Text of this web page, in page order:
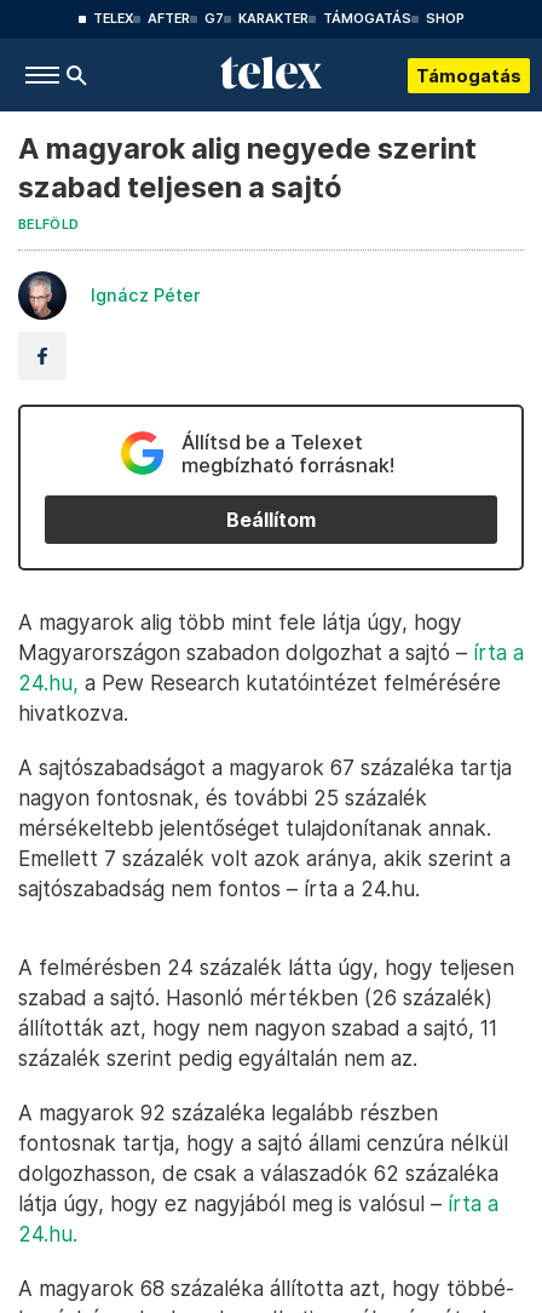
TELEX AFTER G7 KARAKTER TÁMOGATÁS SHOP
Támogatás
A magyarok alig negyede szerint
szabad teljesen a sajtó
BELFÖLD
Ignácz Péter
Állítsd be a Telexet
megbízható forrásnak!
Beállítom
A magyarok alig több mint fele látja úgy, hogy
Magyarországon szabadon dolgozhat a sajtó – írta a
24.hu, a Pew Research kutatóintézet felmérésére
hivatkozva.
A sajtószabadságot a magyarok 67 százaléka tartja
nagyon fontosnak, és további 25 százalék
mérsékeltebb jelentőséget tulajdonítanak annak.
Emellett 7 százalék volt azok aránya, akik szerint a
sajtószabadság nem fontos – írta a 24.hu.
A felmérésben 24 százalék látta úgy, hogy teljesen
szabad a sajtó. Hasonló mértékben (26 százalék)
állították azt, hogy nem nagyon szabad a sajtó, 11
százalék szerint pedig egyáltalán nem az.
A magyarok 92 százaléka legalább részben
fontosnak tartja, hogy a sajtó állami cenzúra nélkül
dolgozhasson, de csak a válaszadók 62 százaléka
látja úgy, hogy ez nagyjából meg is valósul – írta a
24.hu.
A magyarok 68 százaléka állította azt, hogy többé-